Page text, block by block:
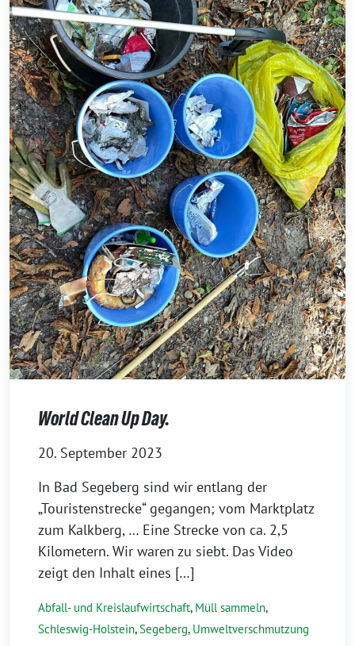
World Clean Up Day.
20. September 2023
In Bad Segeberg sind wir entlang der
„Touristenstrecke“ gegangen; vom Marktplatz
zum Kalkberg, … Eine Strecke von ca. 2,5
Kilometern. Wir waren zu siebt. Das Video
zeigt den Inhalt eines […]
Abfall- und Kreislaufwirtschaft, Müll sammeln,
Schleswig-Holstein,Segeberg, Umweltverschmutzung